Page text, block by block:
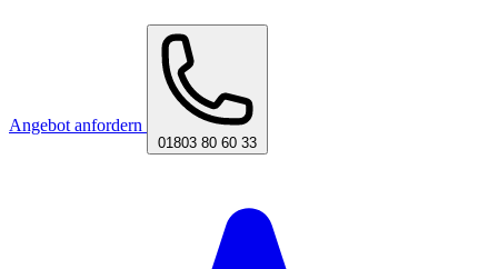
Angebot anfordern
01803 80 60 33